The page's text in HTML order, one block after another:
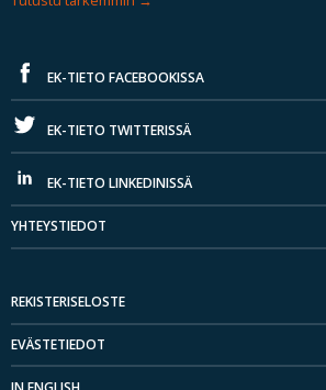
EK-TIETO FACEBOOKISSA
EK-TIETO TWITTERISSÄ
EK-TIETO LINKEDINISSÄ
YHTEYSTIEDOT
REKISTERISELOSTE
EVÄSTETIEDOT